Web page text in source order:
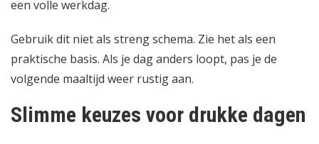
een volle werkdag.
Gebruik dit niet als streng schema. Zie het als een
praktische basis. Als je dag anders loopt, pas je de
volgende maaltijd weer rustig aan.
Slimme keuzes voor drukke dagen